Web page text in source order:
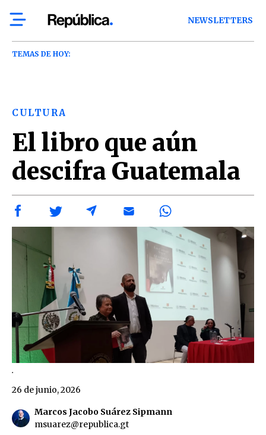
NEWSLETTERS
TEMAS DE HOY:
CULTURA
El libro que aún
descifra Guatemala
.
Marcos Jacobo Suárez Sipmann
msuarez@republica.gt
26 de junio, 2026